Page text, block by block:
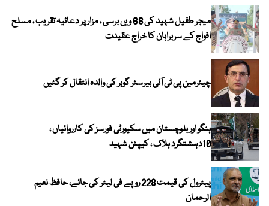
میجر طفیل شہید کی 68 ویں برسی ، مزار پر دعائیہ تقریب ، مسلح
افواج کے سربراہان کا خراج عقیدت
چیئرمین پی ٹی آئی بیرسٹر گوہر کی والدہ انتقال کر گئیں
ہنگو اور بلوچستان میں سکیورٹی فورسز کی کارروائیاں ،
10دہشتگرد ہلاک ، کیپٹن شہید
پیٹرول کی قیمت 228 روپے فی لیٹر کی جائے، حافظ نعیم
الرحمان